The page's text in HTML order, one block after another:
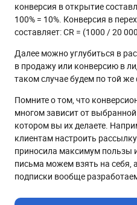
конверсия в открытие
100% = 10%. Конверсия в
составляет: CR = (1000 / 20
Далее можно углубиться в
в продажу или конверсию в
таком случае будем по той
Помните о том, что
многом зависит от выбранной
котором вы их делаете.
клиентам настроить
приносила максимум пользы
письма можем взять на себя,
подписки вообще